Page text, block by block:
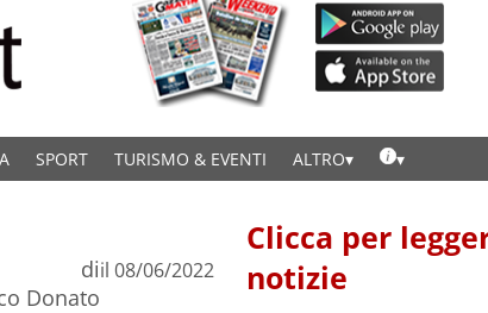
SPORT TURISMO & EVENTI ALTRO
di
Donato
il 08/06/2022
Clicca per
notizie